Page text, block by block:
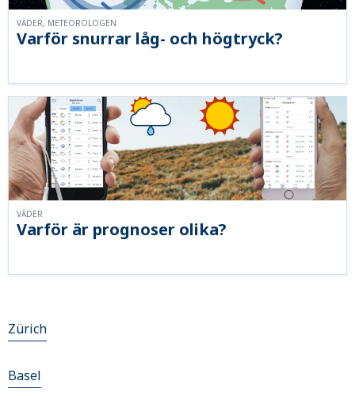
Varför snurrar låg- och högtryck?
VÄDER, METEOROLOGEN
Varför är prognoser olika?
VÄDER
Zürich
Basel